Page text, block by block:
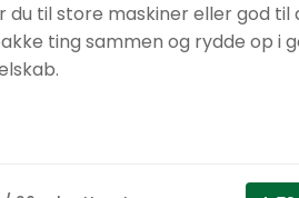
du til store maskiner eller god til
ting sammen og rydde op i